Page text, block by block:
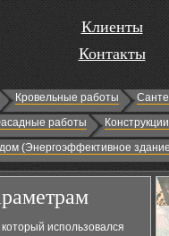
Клиенты
Контакты
Кровельные работы
работы
(Энергоэффективное
использовался